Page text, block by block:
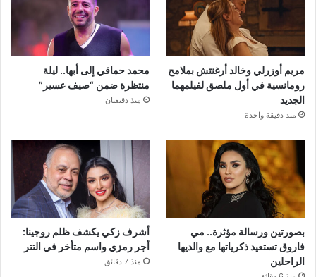
مريم أوزرلي وخالد أرغنتش بملامح
رومانسية في أول ملصق لفيلمهما
الجديد
منذ دقيقة واحدة
محمد حماقي إلى أبها.. ليلة
منتظرة ضمن “صيف عسير”
منذ دقيقتان
بصورتين ورسالة مؤثرة.. مي
فاروق تستعيد ذكرياتها مع والديها
الراحلين
أشرف زكي يكشف ظلم روجينا:
أجر رمزي واسم متأخر في التتر
منذ 7 دقائق